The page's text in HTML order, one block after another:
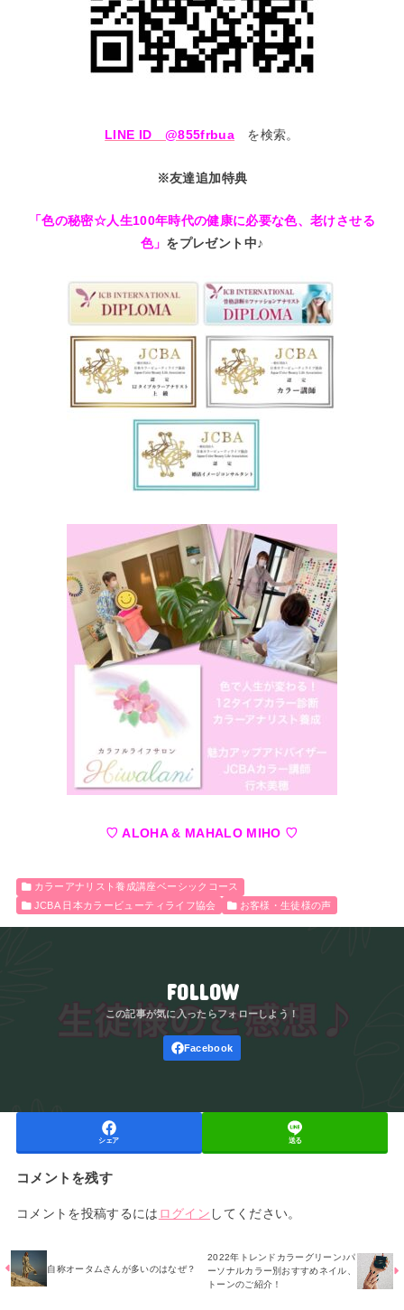
LINE ID @855frbua を検索。
※友達追加特典
「色の秘密☆人生100年時代の健康に必要な色、老けさせる
色」 をプレゼント中♪
♡ ALOHA & MAHALO MIHO ♡
カラーアナリスト養成講座ベーシックコース
JCBA 日本カラービューティライフ協会
お客様・生徒様の声
FOLLOW
シェア 送る
コメントを残す
コメントを投稿するには ログイン してください。
自称オータムさんが多いのはなぜ？
2022年トレンドカラーグリーン♪パ
ーソナルカラー別おすすめネイル、
トーンのご紹介！